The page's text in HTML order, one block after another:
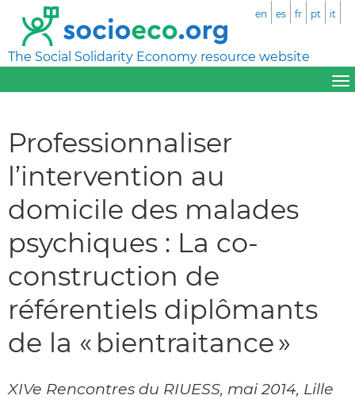
The Social Solidarity Economy resource website
en es fr pt it
Professionnaliser
l’intervention au
domicile des malades
psychiques : La co-
construction de
référentiels diplômants
de la « bientraitance »
XIVe Rencontres du RIUESS, mai 2014, Lille